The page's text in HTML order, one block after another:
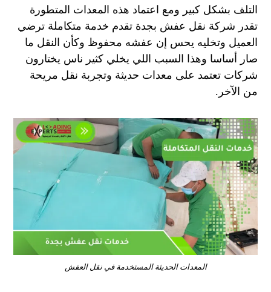
التلف بشكل كبير ومع اعتماد هذه المعدات المتطورة
تقدر شركة نقل عفش بجدة تقدم خدمة متكاملة ترضي
العميل وتخليه يحس إن عفشه محفوظ وكأن النقل ما
صار أساسا وهذا السبب اللي يخلي كثير ناس يختارون
شركات تعتمد على معدات حديثة وتجربة نقل مريحة
من الآخر.
المعدات الحديثة المستخدمة في نقل العفش